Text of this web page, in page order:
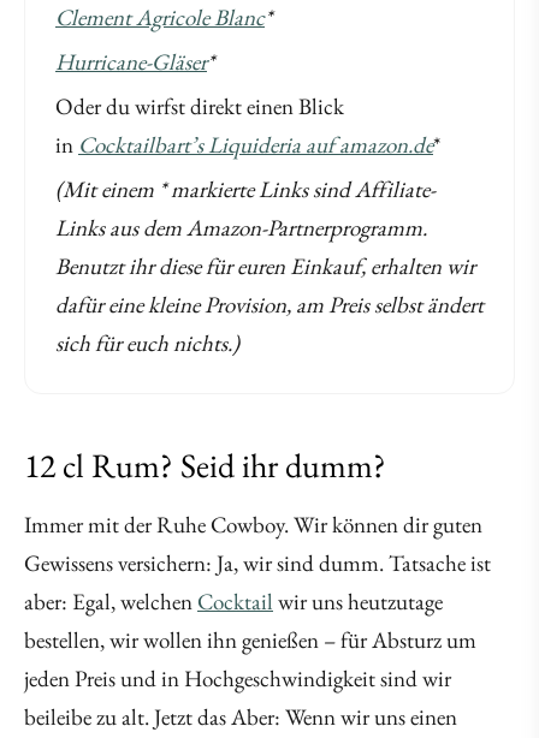
Clement Agricole Blanc*
Hurricane-Gläser*
Oder du wirfst direkt einen Blick
in Cocktailbart’s Liquideria auf amazon.de*
(Mit einem * markierte Links sind Affiliate-
Links aus dem Amazon-Partnerprogramm.
Benutzt ihr diese für euren Einkauf, erhalten wir
dafür eine kleine Provision, am Preis selbst ändert
sich für euch nichts.)
12 cl Rum? Seid ihr dumm?
Immer mit der Ruhe Cowboy. Wir können dir guten
Gewissens versichern: Ja, wir sind dumm. Tatsache ist
aber: Egal, welchen Cocktail wir uns heutzutage
bestellen, wir wollen ihn genießen – für Absturz um
jeden Preis und in Hochgeschwindigkeit sind wir
beileibe zu alt. Jetzt das Aber: Wenn wir uns einen